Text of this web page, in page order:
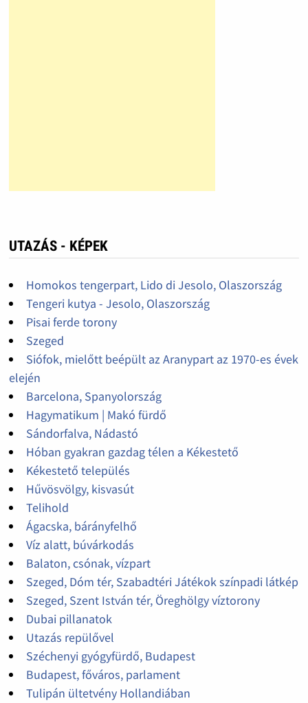
UTAZÁS - KÉPEK
Homokos tengerpart, Lido di Jesolo, Olaszország
Tengeri kutya - Jesolo, Olaszország
Pisai ferde torony
Szeged
Siófok, mielőtt beépült az Aranypart az 1970-es évek
elején
Barcelona, Spanyolország
Hagymatikum | Makó fürdő
Sándorfalva, Nádastó
Hóban gyakran gazdag télen a Kékestető
Kékestető település
Hűvösvölgy, kisvasút
Telihold
Ágacska, bárányfelhő
Víz alatt, búvárkodás
Balaton, csónak, vízpart
Szeged, Dóm tér, Szabadtéri Játékok színpadi látkép
Szeged, Szent István tér, Öreghölgy víztorony
Dubai pillanatok
Utazás repülővel
Széchenyi gyógyfürdő, Budapest
Budapest, főváros, parlament
Tulipán ültetvény Hollandiában